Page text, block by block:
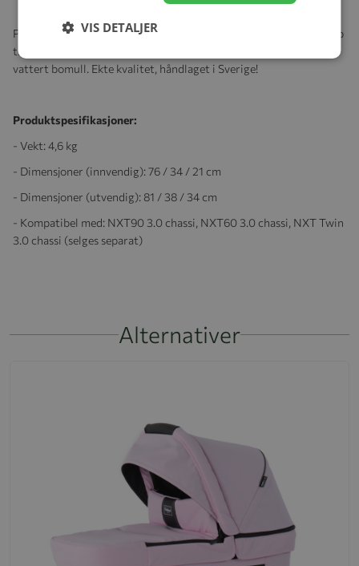
Praktisk og romslig bag til din NXT barnevogn, egnet for barn opp
til seks måneder. i bagen medfølger en deilig og myk madrass med
vattert bomull. Ekte kvalitet, håndlaget i Sverige!
Produktspesifikasjoner:
- Vekt: 4,6 kg
- Dimensjoner (innvendig): 76 / 34 / 21 cm
- Dimensjoner (utvendig): 81 / 38 / 34 cm
- Kompatibel med: NXT90 3.0 chassi, NXT60 3.0 chassi, NXT Twin
3.0 chassi (selges separat)
Alternativer
VIS DETALJER